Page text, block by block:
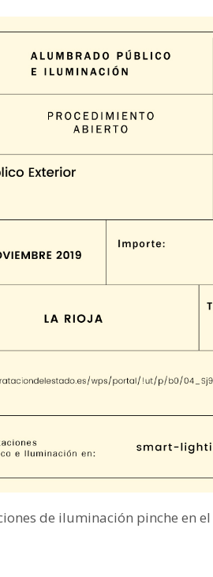
de iluminación pinche en el